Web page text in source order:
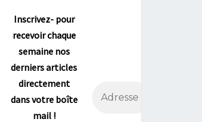
Inscrivez- pour
recevoir chaque
semaine nos
derniers articles
directement
dans votre boîte
mail !